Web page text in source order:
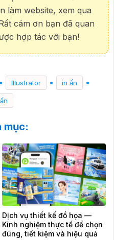
làm website, xem qua
cám ơn bạn đã quan
hợp tác với bạn!
• Illustrator • in ấn •
mục:
Dịch vụ thiết kế đồ họa —
Kinh nghiệm thực tế để chọn
đúng, tiết kiệm và hiệu quả